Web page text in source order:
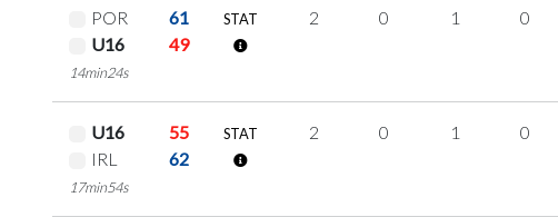
POR
61
U16
49
14min24s
STAT 2 0 1 0
U16
55
IRL
62
17min54s
STAT 2 0 1 0